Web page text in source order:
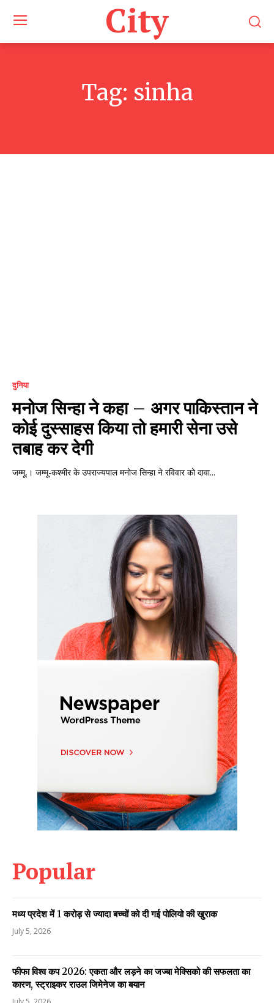
City
Tag: sinha
दुनिया
मनोज सिन्हा ने कहा – अगर पाकिस्तान ने
कोई दुस्साहस किया तो हमारी सेना उसे
तबाह कर देगी
जम्मू,। जम्मू-कश्मीर के उपराज्यपाल मनोज सिन्हा ने रविवार को दावा...
Popular
मध्य प्रदेश में 1 करोड़ से ज्यादा बच्चों को दी गई पोलियो की खुराक
July 5, 2026
फीफा विश्व कप 2026: एकता और लड़ने का जज्बा मेक्सिको की सफलता का
कारण, स्ट्राइकर राउल जिमेनेज का बयान